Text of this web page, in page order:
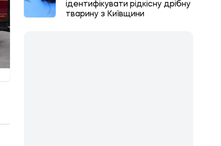
ідентифікувати рідкісну дрібну
тварину з Київщини